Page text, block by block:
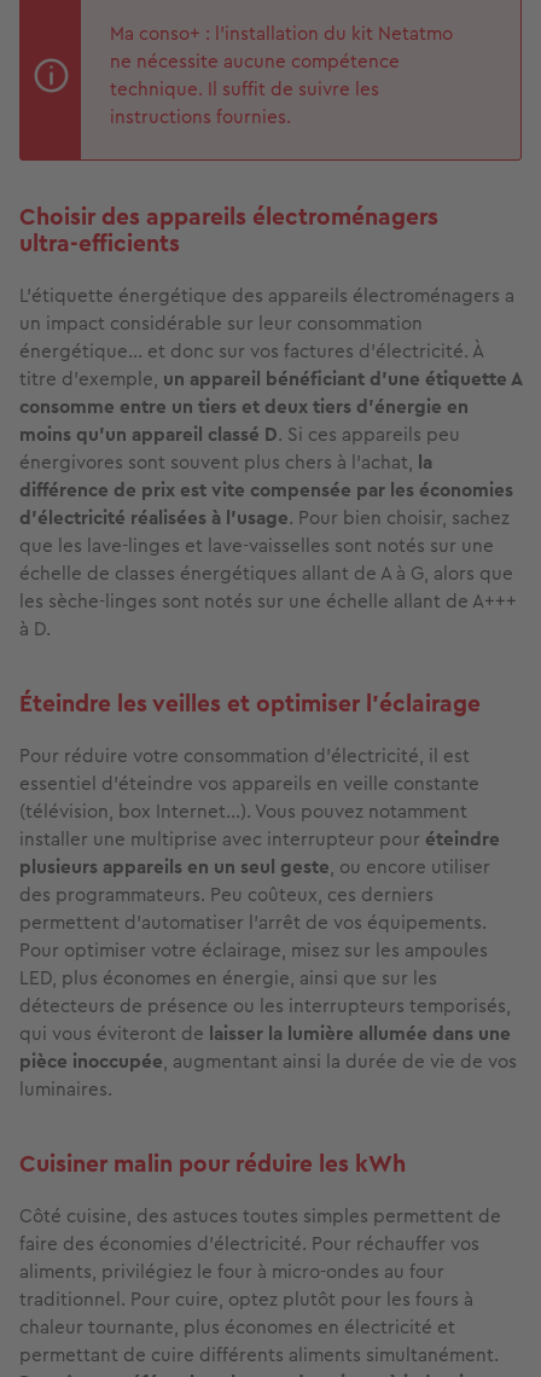
Ma conso+ : l’installation du kit Netatmo
ne nécessite aucune compétence
technique. Il suffit de suivre les
instructions fournies.
Choisir des appareils électroménagers
ultra‑efficients
L’étiquette énergétique des appareils électroménagers a
un impact considérable sur leur consommation
énergétique… et donc sur vos factures d’électricité. À
titre d’exemple, un appareil bénéficiant d’une étiquette A
consomme entre un tiers et deux tiers d’énergie en
moins qu’un appareil classé D. Si ces appareils peu
énergivores sont souvent plus chers à l’achat, la
différence de prix est vite compensée par les économies
d’électricité réalisées à l’usage. Pour bien choisir, sachez
que les lave-linges et lave-vaisselles sont notés sur une
échelle de classes énergétiques allant de A à G, alors que
les sèche-linges sont notés sur une échelle allant de A+++
à D.
Éteindre les veilles et optimiser l’éclairage
Pour réduire votre consommation d’électricité, il est
essentiel d’éteindre vos appareils en veille constante
(télévision, box Internet…). Vous pouvez notamment
installer une multiprise avec interrupteur pour éteindre
plusieurs appareils en un seul geste, ou encore utiliser
des programmateurs. Peu coûteux, ces derniers
permettent d’automatiser l’arrêt de vos équipements.
Pour optimiser votre éclairage, misez sur les ampoules
LED, plus économes en énergie, ainsi que sur les
détecteurs de présence ou les interrupteurs temporisés,
qui vous éviteront de laisser la lumière allumée dans une
pièce inoccupée, augmentant ainsi la durée de vie de vos
luminaires.
Cuisiner malin pour réduire les kWh
Côté cuisine, des astuces toutes simples permettent de
faire des économies d’électricité. Pour réchauffer vos
aliments, privilégiez le four à micro-ondes au four
traditionnel. Pour cuire, optez plutôt pour les fours à
chaleur tournante, plus économes en électricité et
permettant de cuire différents aliments simultanément.